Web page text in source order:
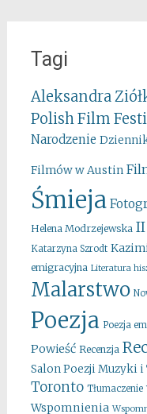
Tagi
Aleksandra
Polish Film
Narodzenie
Filmów w Austin
Śmieja
Helena Modrzejewska
Katarzyna Szrodt
emigracyjna Literatura
Malarstwo
Poezja Poezja
Powieść Recenzja
Salon Poezji Muzyki i
Toronto Tłumaczenie
Wspomnienia